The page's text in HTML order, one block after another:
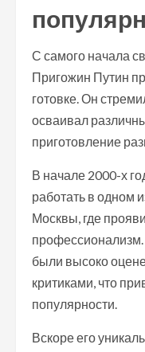
С самого начала
Пригожин Путин
готовке. Он
осваивал
приготовление
В начале 2000-х
работать в одном
Москвы, где
были высоко
критиками, что
популярности.
Вскоре его